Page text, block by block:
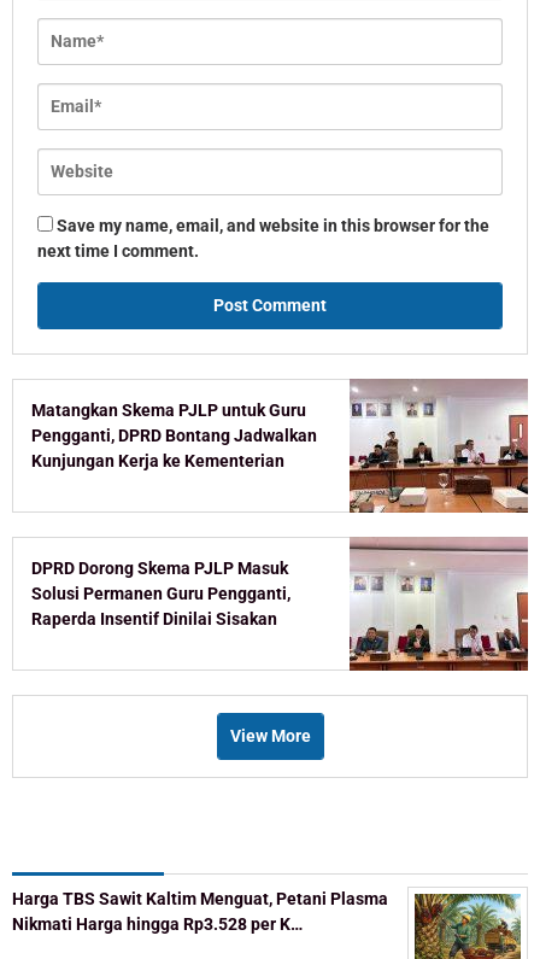
Save my name, email, and website in this browser for the
next time I comment.
Matangkan Skema PJLP untuk Guru
Pengganti, DPRD Bontang Jadwalkan
Kunjungan Kerja ke Kementerian
DPRD Dorong Skema PJLP Masuk
Solusi Permanen Guru Pengganti,
Raperda Insentif Dinilai Sisakan
View More
Harga TBS Sawit Kaltim Menguat, Petani Plasma
Nikmati Harga hingga Rp3.528 per K…